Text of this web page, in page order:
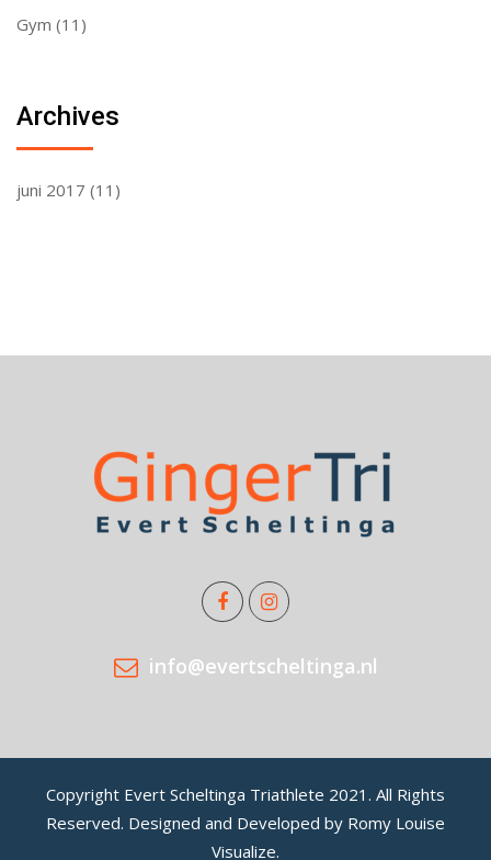
Gym (11)
Archives
juni 2017 (11)
info@evertscheltinga.nl
Copyright Evert Scheltinga Triathlete 2021. All Rights
Reserved. Designed and Developed by Romy Louise
Visualize.